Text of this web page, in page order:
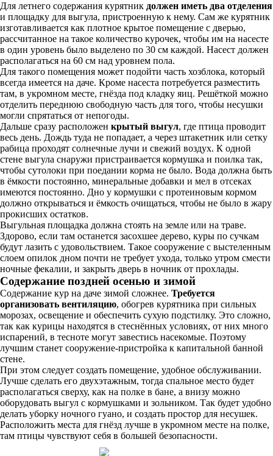
Для летнего содержания курятник должен иметь два отделения
и площадку для выгула, пристроенную к нему. Сам же курятник
изготавливается как плотное крытое помещение с дверью,
рассчитанное на такое количество курочек, чтобы им на насесте
в один уровень было выделено по 30 см каждой. Насест должен
располагаться на 60 см над уровнем пола.
Для такого помещения может подойти часть хозблока, который
всегда имеется на даче. Кроме насеста потребуется разместить
там, в укромном месте, гнёзда под кладку яиц. Решёткой можно
отделить переднюю свободную часть для того, чтобы несушки
могли спрятаться от непогоды.
Дальше сразу расположен крытый выгул, где птица проводит
весь день. Дождь туда не попадает, а через штакетник или сетку
рабица проходят солнечные лучи и свежий воздух. К одной
стене выгула снаружи пристраивается кормушка и поилка так,
чтобы сутолоки при поедании корма не было. Вода должна быть
в ёмкости постоянно, минеральные добавки и мел в отсеках
имеются постоянно. Дно у кормушки с протеиновым кормом
должно открываться и ёмкость очищаться, чтобы не было в жару
прокисших остатков.
Выгульная площадка должна стоять на земле или на траве.
Здорово, если там останется засохшее дерево, куры по сучкам
будут лазить с удовольствием. Такое сооружение с выстеленным
слоем опилок дном почти не требует ухода, только утром смести
ночные фекалии, и закрыть дверь в ночник от прохлады.
Содержание поздней осенью и зимой
Содержание кур на даче зимой сложнее. Требуется
организовать вентиляцию, обогрев курятника при сильных
морозах, освещение и обеспечить сухую подстилку. Это сложно,
так как курицы находятся в стеснённых условиях, от них много
испарений, в тесноте могут завестись насекомые. Поэтому
лучшим станет сооружение-пристройка к капитальной банной
стене.
При этом следует создать помещение, удобное обслуживании.
Лучше сделать его двухэтажным, тогда спальное место будет
располагаться сверху, как на полке в бане, а внизу можно
оборудовать выгул с кормушками и зольником. Так будет удобно
делать уборку ночного гуано, и создать простор для несушек.
Расположить места для гнёзд лучше в укромном месте на полке,
там птицы чувствуют себя в большей безопасности.